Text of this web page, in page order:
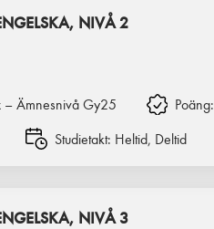
NIVÅ 2
– Ämnesnivå Gy25 Poäng:
Studietakt: Heltid, Deltid
NIVÅ 3